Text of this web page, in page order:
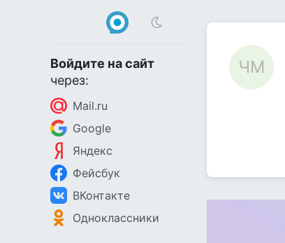
Войдите на сайт
через:
Mail.ru
Google
Яндекс
Фейсбук
ВКонтакте
Одноклассники
ЧМ